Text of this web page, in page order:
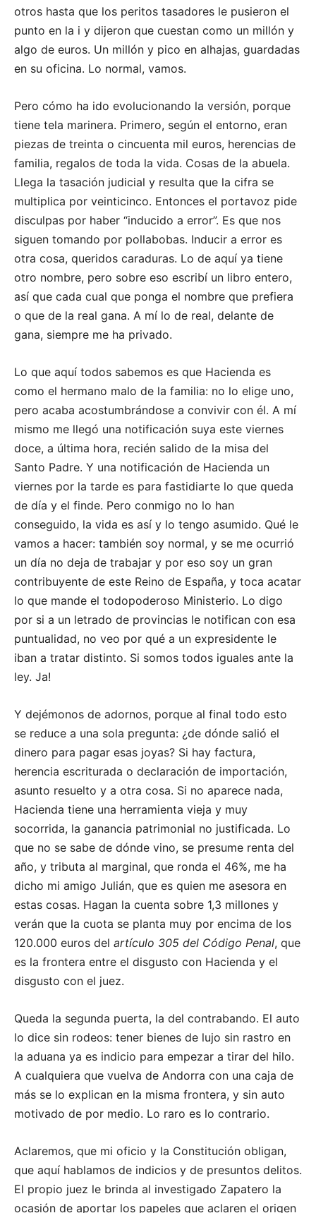
otros hasta que los peritos tasadores le pusieron el
punto en la i y dijeron que cuestan como un millón y
algo de euros. Un millón y pico en alhajas, guardadas
en su oficina. Lo normal, vamos.
Pero cómo ha ido evolucionando la versión, porque
tiene tela marinera. Primero, según el entorno, eran
piezas de treinta o cincuenta mil euros, herencias de
familia, regalos de toda la vida. Cosas de la abuela.
Llega la tasación judicial y resulta que la cifra se
multiplica por veinticinco. Entonces el portavoz pide
disculpas por haber “inducido a error”. Es que nos
siguen tomando por pollabobas. Inducir a error es
otra cosa, queridos caraduras. Lo de aquí ya tiene
otro nombre, pero sobre eso escribí un libro entero,
así que cada cual que ponga el nombre que prefiera
o que de la real gana. A mí lo de real, delante de
gana, siempre me ha privado.
Lo que aquí todos sabemos es que Hacienda es
como el hermano malo de la familia: no lo elige uno,
pero acaba acostumbrándose a convivir con él. A mí
mismo me llegó una notificación suya este viernes
doce, a última hora, recién salido de la misa del
Santo Padre. Y una notificación de Hacienda un
viernes por la tarde es para fastidiarte lo que queda
de día y el finde. Pero conmigo no lo han
conseguido, la vida es así y lo tengo asumido. Qué le
vamos a hacer: también soy normal, y se me ocurrió
un día no deja de trabajar y por eso soy un gran
contribuyente de este Reino de España, y toca acatar
lo que mande el todopoderoso Ministerio. Lo digo
por si a un letrado de provincias le notifican con esa
puntualidad, no veo por qué a un expresidente le
iban a tratar distinto. Si somos todos iguales ante la
ley. Ja!
Y dejémonos de adornos, porque al final todo esto
se reduce a una sola pregunta: ¿de dónde salió el
dinero para pagar esas joyas? Si hay factura,
herencia escriturada o declaración de importación,
asunto resuelto y a otra cosa. Si no aparece nada,
Hacienda tiene una herramienta vieja y muy
socorrida, la ganancia patrimonial no justificada. Lo
que no se sabe de dónde vino, se presume renta del
año, y tributa al marginal, que ronda el 46%, me ha
dicho mi amigo Julián, que es quien me asesora en
estas cosas. Hagan la cuenta sobre 1,3 millones y
verán que la cuota se planta muy por encima de los
120.000 euros del artículo 305 del Código Penal, que
es la frontera entre el disgusto con Hacienda y el
disgusto con el juez.
Queda la segunda puerta, la del contrabando. El auto
lo dice sin rodeos: tener bienes de lujo sin rastro en
la aduana ya es indicio para empezar a tirar del hilo.
A cualquiera que vuelva de Andorra con una caja de
más se lo explican en la misma frontera, y sin auto
motivado de por medio. Lo raro es lo contrario.
Aclaremos, que mi oficio y la Constitución obligan,
que aquí hablamos de indicios y de presuntos delitos.
El propio juez le brinda al investigado Zapatero la
ocasión de aportar los papeles que aclaren el origen